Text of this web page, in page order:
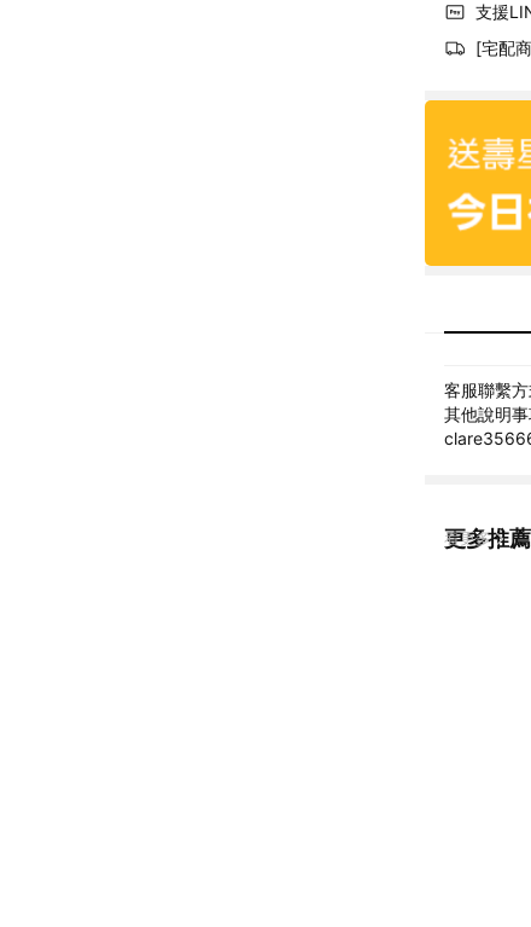
支援
[宅配
客服聯繫
其他說明
更多推
看更多